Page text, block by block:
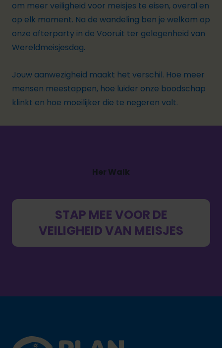
om meer veiligheid voor meisjes te eisen, overal en
op elk moment. Na de wandeling ben je welkom op
onze afterparty in de Vooruit ter gelegenheid van
Wereldmeisjesdag.
Jouw aanwezigheid maakt het verschil. Hoe meer
mensen meestappen, hoe luider onze boodschap
klinkt en hoe moeilijker die te negeren valt.
Her Walk
STAP MEE VOOR DE
VEILIGHEID VAN MEISJES
Plan International logo